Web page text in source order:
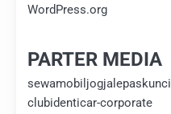
WordPress.org
PARTER MEDIA
sewamobiljogjalepaskunci
clubidenticar-corporate